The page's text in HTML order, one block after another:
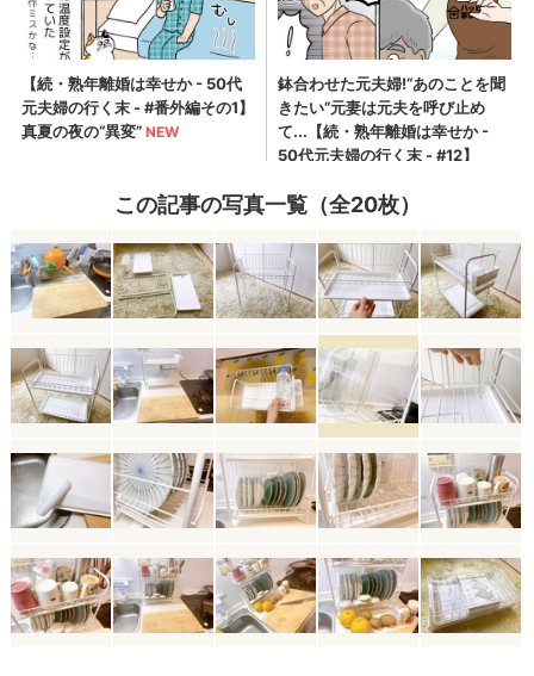
この記事の写真一覧（全20枚）